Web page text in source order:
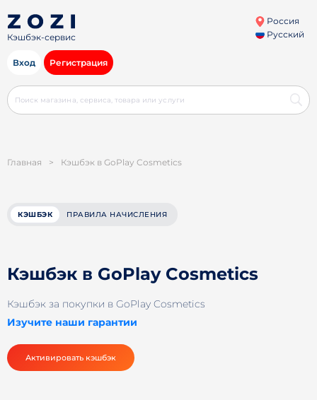
Кэшбэк-сервис
Россия
Русский
Вход Регистрация
Главная > Кэшбэк в GoPlay Cosmetics
КЭШБЭК ПРАВИЛА НАЧИСЛЕНИЯ
Кэшбэк в GoPlay Cosmetics
Кэшбэк за покупки в GoPlay Cosmetics
Изучите наши гарантии
Активировать кэшбэк